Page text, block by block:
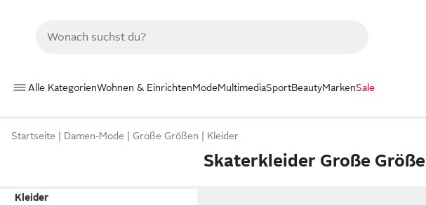
Alle KategorienWohnen & EinrichtenModeMultimediaSportBeautyMarkenSale
Startseite Damen-Mode Große Größen Kleider
Skaterkleider Große Größe
Kleider